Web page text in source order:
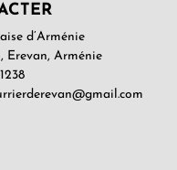
d’Arménie
Erevan, Arménie